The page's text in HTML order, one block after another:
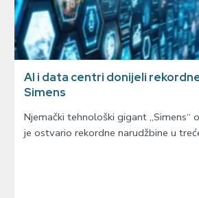
AI i data centri donijeli
Simens
Njemački tehnološki gigant „Simens“
je ostvario rekordne narudžbine u